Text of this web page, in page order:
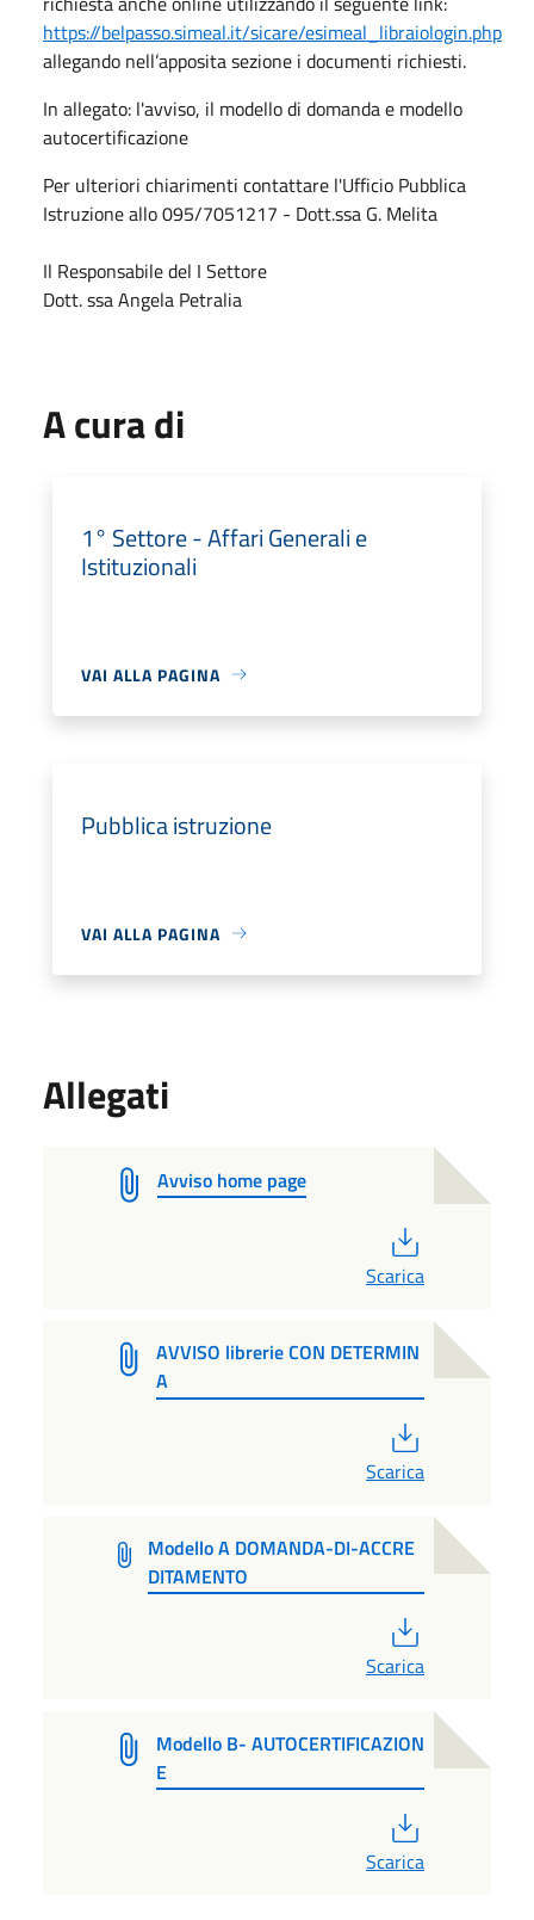
https://belpasso.simeal.it/sicare/esimeal_libraiologin.php
allegando nell’apposita sezione i documenti richiesti.
In allegato: l'avviso, il modello di domanda e modello
autocertificazione
Per ulteriori chiarimenti contattare l'Ufficio Pubblica
Istruzione allo 095/7051217 - Dott.ssa G. Melita
Il Responsabile del I Settore
Dott. ssa Angela Petralia
A cura di
1° Settore - Affari Generali e
Istituzionali
VAI ALLA PAGINA
Pubblica istruzione
VAI ALLA PAGINA
Allegati
Avviso home page
Scarica
AVVISO librerie CON DETERMIN
A
Scarica
Modello A DOMANDA-DI-ACCRE
DITAMENTO
Scarica
Modello B- AUTOCERTIFICAZION
E
Scarica